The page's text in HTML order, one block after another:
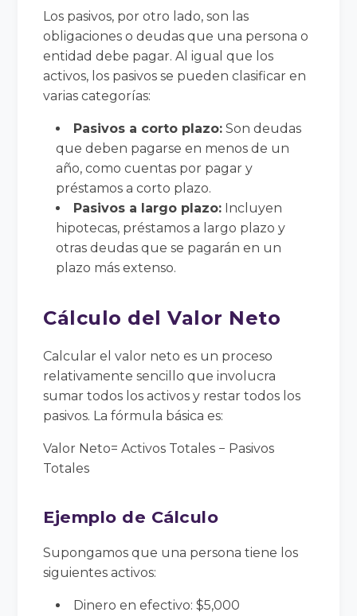
Los pasivos, por otro lado, son las
obligaciones o deudas que una persona o
entidad debe pagar. Al igual que los
activos, los pasivos se pueden clasificar en
varias categorías:
Pasivos a corto plazo: Son deudas
que deben pagarse en menos de un
año, como cuentas por pagar y
préstamos a corto plazo.
Pasivos a largo plazo: Incluyen
hipotecas, préstamos a largo plazo y
otras deudas que se pagarán en un
plazo más extenso.
Cálculo del Valor Neto
Calcular el valor neto es un proceso
relativamente sencillo que involucra
sumar todos los activos y restar todos los
pasivos. La fórmula básica es:
Valor Neto= Activos Totales − Pasivos
Totales
Ejemplo de Cálculo
Supongamos que una persona tiene los
siguientes activos:
Dinero en efectivo: $5,000